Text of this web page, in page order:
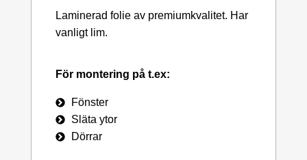
Laminerad folie av premiumkvalitet. Har
vanligt lim.
För montering på t.ex:
Fönster
Släta ytor
Dörrar